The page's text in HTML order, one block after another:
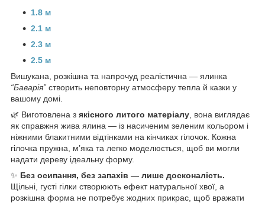
1.8 м
2.1 м
2.3 м
2.5 м
Вишукана, розкішна та напрочуд реалістична — ялинка
“Баварія” створить неповторну атмосферу тепла й казки у
вашому домі.
🌿 Виготовлена з якісного литого матеріалу , вона виглядає
як справжня жива ялина — із насиченим зеленим кольором і
ніжними блакитними відтінками на кінчиках гілочок. Кожна
гілочка пружна, м’яка та легко моделюється, щоб ви могли
надати дереву ідеальну форму.
✨ Без осипання, без запахів — лише досконалість.
Щільні, густі гілки створюють ефект натуральної хвої, а
розкішна форма не потребує жодних прикрас, щоб вражати